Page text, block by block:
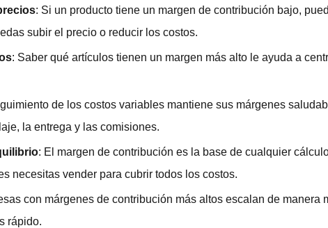
: Si un producto tiene un margen de contribución bajo,
subir el precio o reducir los costos.
: Saber qué artículos tienen un margen más alto le ayuda a
de los costos variables mantiene sus márgenes
la entrega y las comisiones.
: El margen de contribución es la base de cualquier
necesitas vender para cubrir todos los costos.
con márgenes de contribución más altos escalan de manera
rápido.